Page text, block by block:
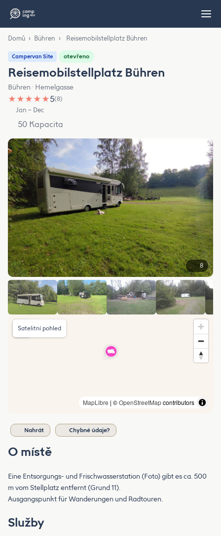
Domů › Bühren › Reisemobilstellplatz Bühren
Campervan Site otevřeno
Reisemobilstellplatz Bühren
Bühren · Hemelgasse
★ ★ ★ ★ ★5(8)
Jan – Dec
50 Kapacita
8
MapLibre | ©OpenStreetMapcontributors
Satelitní pohled
Nahrát Chybné údaje?
O místě
Eine Entsorgungs- und Frischwasserstation (Foto) gibt es ca. 500
m vom Stellplatz entfernt (Grund 11).
Ausgangspunkt für Wanderungen und Radtouren.
Služby